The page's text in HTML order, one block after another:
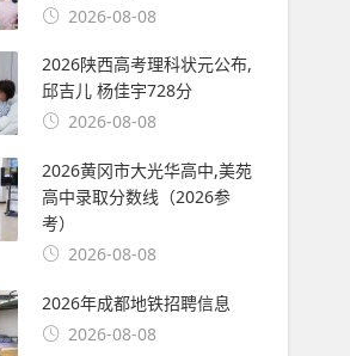
2026-08-08
2026陕西高考理科状元公布,
邱吉儿 杨佳宇728分
2026-08-08
2026黄冈市大光华高中,美苑
高中录取分数线（2026参
考）
2026-08-08
2026年成都地铁招聘信息
2026-08-08